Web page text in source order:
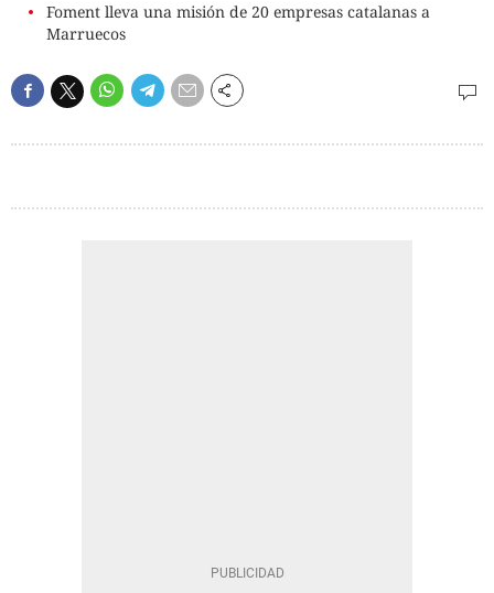
Foment lleva una misión de 20 empresas catalanas a
Marruecos